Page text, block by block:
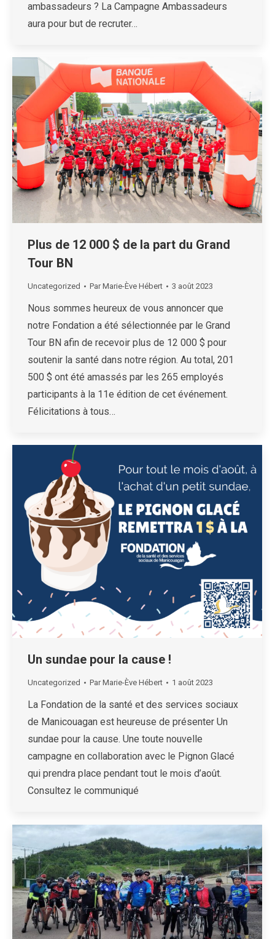
ambassadeurs ? La Campagne Ambassadeurs
aura pour but de recruter…
Plus de 12 000 $ de la part du Grand
Tour BN
Uncategorized ParMarie-Ève Hébert 3 août 2023
Nous sommes heureux de vous annoncer que
notre Fondation a été sélectionnée par le Grand
Tour BN afin de recevoir plus de 12 000 $ pour
soutenir la santé dans notre région. Au total, 201
500 $ ont été amassés par les 265 employés
participants à la 11e édition de cet événement.
Félicitations à tous…
Un sundae pour la cause !
Uncategorized ParMarie-Ève Hébert 1 août 2023
La Fondation de la santé et des services sociaux
de Manicouagan est heureuse de présenter Un
sundae pour la cause. Une toute nouvelle
campagne en collaboration avec le Pignon Glacé
qui prendra place pendant tout le mois d’août.
Consultez le communiqué